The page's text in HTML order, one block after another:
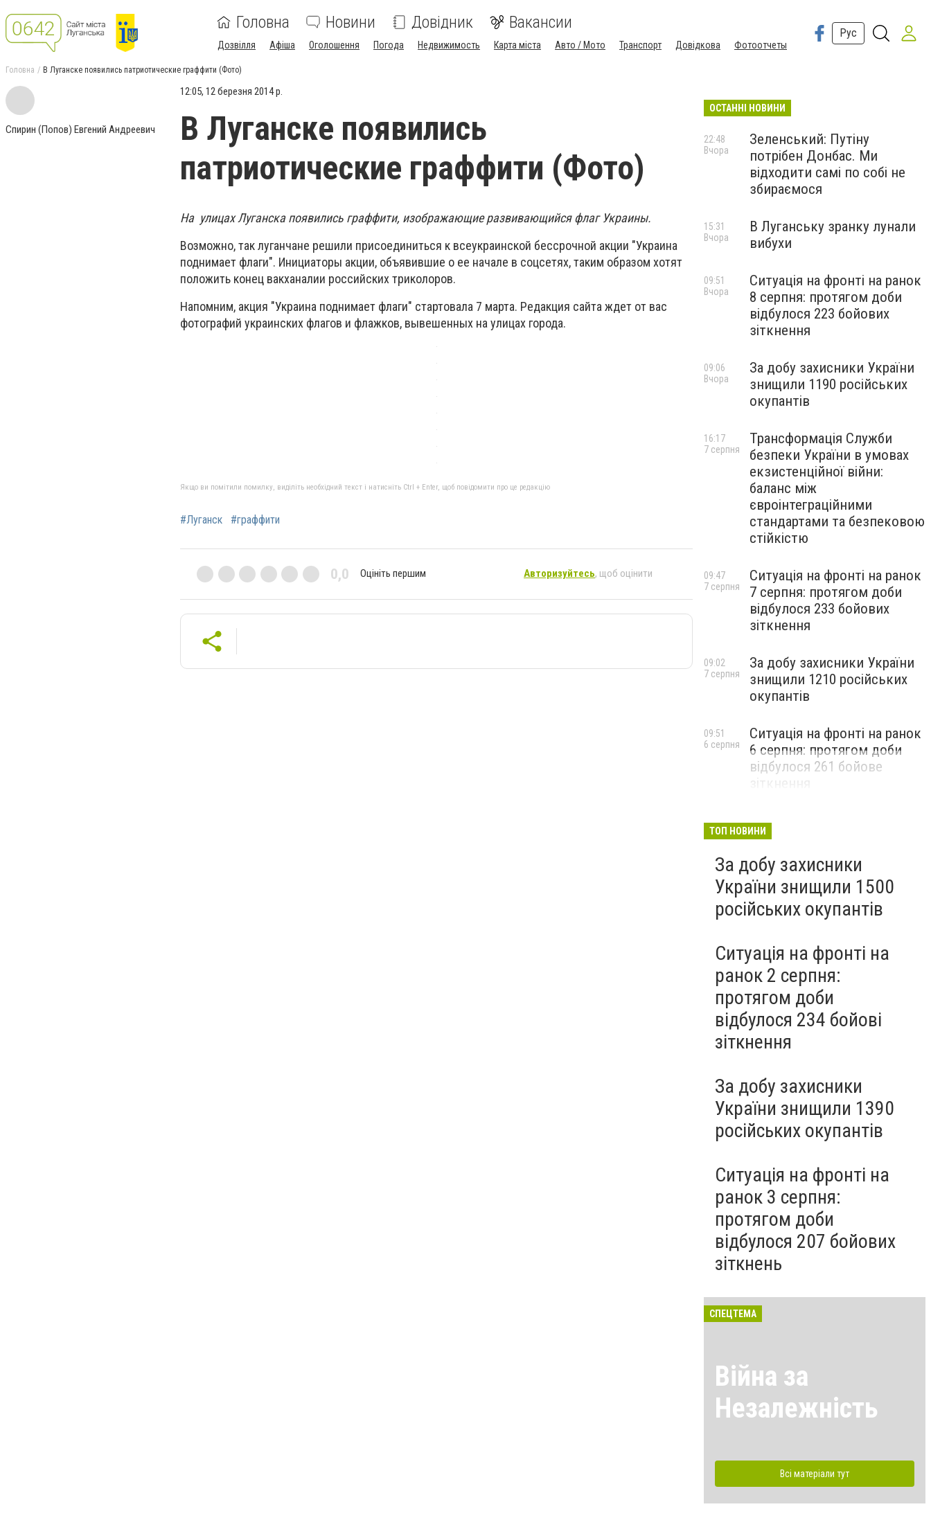
Головна Новини Довідник Вакансии
Дозвілля Афіша Оголошення Погода Недвижимость Карта міста Авто / Мото Транспорт Довідкова Фотоотчеты
Рус
Головна В Луганске появились патриотические граффити (Фото)
Спирин (Попов) Евгений Андреевич
12:05, 12 березня 2014 р.
В Луганске появились
патриотические граффити (Фото)
На улицах Луганска появились граффити, изображающие развивающийся флаг Украины.
Возможно, так луганчане решили присоединиться к всеукраинской бессрочной акции "Украина
поднимает флаги". Инициаторы акции, объявившие о ее начале в соцсетях, таким образом хотят
положить конец вакханалии российских триколоров.
Напомним, акция "Украина поднимает флаги" стартовала 7 марта. Редакция сайта ждет от вас
фотографий украинских флагов и флажков, вывешенных на улицах города.
Якщо ви помітили помилку, виділіть необхідний текст і натисніть Ctrl + Enter, щоб повідомити про це редакцію
#Луганск #граффити
0,0 Оцініть першим Авторизуйтесь, щоб оцінити
ОСТАННІ НОВИНИ
Зеленський: Путіну
потрібен Донбас. Ми
відходити самі по собі не
збираємося
22:48
Вчора
В Луганську зранку лунали
вибухи
15:31
Вчора
Ситуація на фронті на ранок
8 серпня: протягом доби
відбулося 223 бойових
зіткнення
09:51
Вчора
За добу захисники України
знищили 1190 російських
окупантів
09:06
Вчора
Трансформація Служби
безпеки України в умовах
екзистенційної війни:
баланс між
євроінтеграційними
стандартами та безпековою
стійкістю
16:17
7 серпня
Ситуація на фронті на ранок
7 серпня: протягом доби
відбулося 233 бойових
зіткнення
09:47
7 серпня
За добу захисники України
знищили 1210 російських
окупантів
09:02
7 серпня
Ситуація на фронті на ранок
6 серпня: протягом доби
відбулося 261 бойове
09:51
6 серпня
ТОП НОВИНИ
За добу захисники
України знищили 1500
російських окупантів
Ситуація на фронті на
ранок 2 серпня:
протягом доби
відбулося 234 бойові
зіткнення
За добу захисники
України знищили 1390
російських окупантів
Ситуація на фронті на
ранок 3 серпня:
протягом доби
відбулося 207 бойових
зіткнень
СПЕЦТЕМА
Війна за
Незалежність
Всі матеріали тут